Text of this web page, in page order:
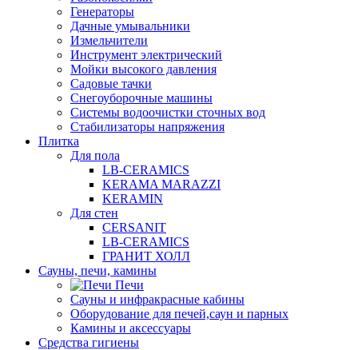
Генераторы
Дачные умывальники
Измельчители
Инструмент электрический
Мойки высокого давления
Садовые тачки
Снегоуборочные машины
Системы водоочистки сточных вод
Стабилизаторы напряжения
Плитка
Для пола
LB-CERAMICS
KERAMA MARAZZI
KERAMIN
Для стен
CERSANIT
LB-CERAMICS
ГРАНИТ ХОЛЛ
Сауны, печи, камины
Печи
Сауны и инфракрасные кабины
Оборудование для печей,саун и парных
Камины и аксессуары
Средства гигиены